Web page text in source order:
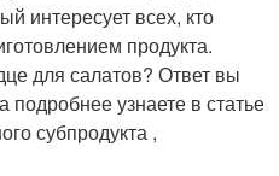
интересует всех, кто
продукта.
для салатов? Ответ вы
узнаете в статье
субпродукта ,